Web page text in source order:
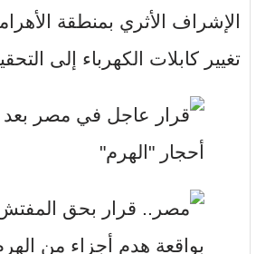
الإشراف الأثري بمنطقة
تغيير كابلات الكهرباء إلى